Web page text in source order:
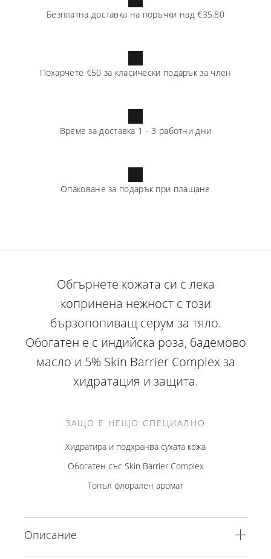
Безплатна доставка на поръчки над €35.80
Похарчете €50 за класически подарък за член
Време за доставка 1 - 3 работни дни
Опаковане за подарък при плащане
Обгърнете кожата си с лека
копринена нежност с този
бързопопиващ серум за тяло.
Обогатен е с индийска роза, бадемово
масло и 5% Skin Barrier Complex за
хидратация и защита.
ЗАЩО Е НЕЩО СПЕЦИАЛНО
Хидратира и подхранва сухата кожа
Обогатен със Skin Barrier Complex
Топъл флорален аромат
Описание